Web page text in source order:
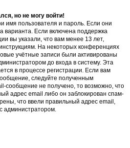
но не могу войти!
имя пользователя и пароль. Если они
варианта. Если включена поддержка
вы указали, что вам менее 13 лет,
На некоторых конференциях
учётные записи были активированы
до входа в систему. Эта
в процессе регистрации. Если вам
следуйте полученным
сообщение не получено, то возможно, что
адрес email либо он заблокирован спам-
что ввели правильный адрес email,
администратором.